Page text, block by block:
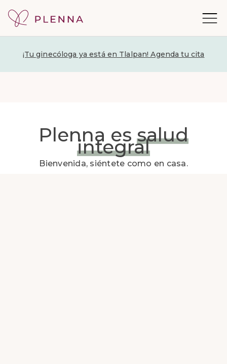
¡Tu ginecóloga ya está en Tlalpan! Agenda tu cita
Plenna es salud
integral
Bienvenida, siéntete como en casa.